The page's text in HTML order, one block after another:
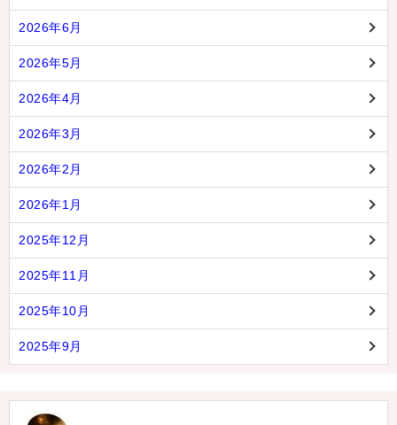
2026年6月
2026年5月
2026年4月
2026年3月
2026年2月
2026年1月
2025年12月
2025年11月
2025年10月
2025年9月